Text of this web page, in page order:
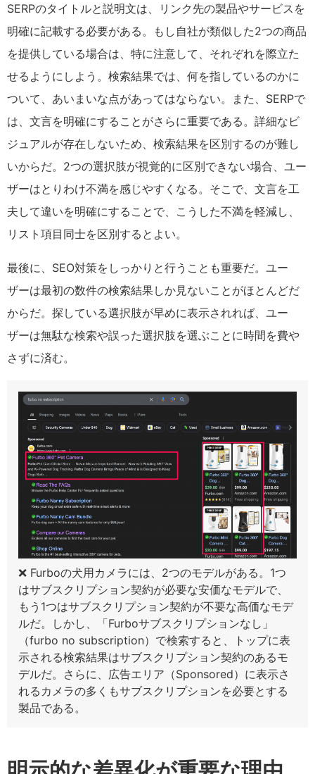
SERPのタイトルと説明文は、リンク先の製品やサービスを
明確に記載する必要がある。もし自社が類似した2つの商品
を提供している場合は、特に注意して、それぞれを際立た
せるようにしよう。検索結果では、何を指しているのかに
ついて、あいまいな点があってはならない。また、SERPで
は、文言を明確にすることがさらに重要である。詳細なビ
ジュアルが存在しないため、検索結果を区別するのが難し
いからだ。2つの選択肢が視覚的に区別できない場合、ユー
ザーはとりわけ不満を感じやすくなる。そこで、文言を工
夫して違いを明確にすることで、こうした不満を軽減し、
リスト項目同士を区別するとよい。
最後に、SEO対策をしっかりと行うことも重要だ。ユー
ザーは最初の数件の検索結果しか見ないことがほとんどだ
からだ。探している選択肢が早めに表示されれば、ユー
ザーは無駄な検索や誤った選択肢を選ぶことに時間を費や
さずに済む。
❌ Furboの犬用カメラには、2つのモデルがある。1つ
はサブスクリプション契約が必要な安価なモデルで、
もう1つはサブスクリプション契約が不要な高価なモデ
ルだ。しかし、「Furboサブスクリプションなし」
（furbo no subscription）で検索すると、トップに表
示される検索結果はサブスクリプション契約のあるモ
デルだ。さらに、広告エリア（Sponsored）に表示さ
れるカメラの多くもサブスクリプションを必要とする
製品である。